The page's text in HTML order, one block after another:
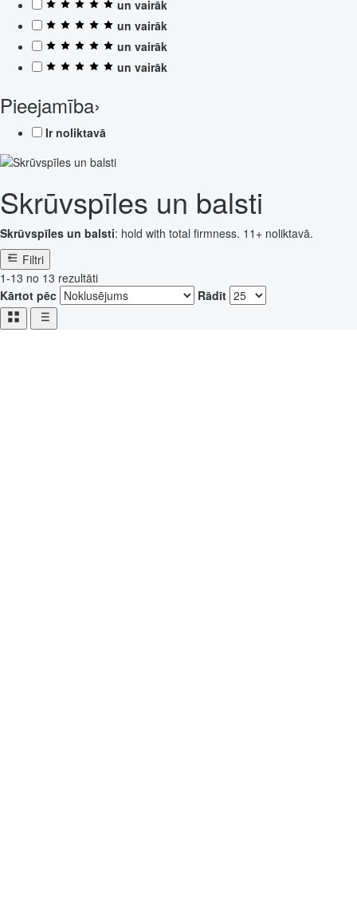
un vairāk
un vairāk
un vairāk
un vairāk
Pieejamība›
Ir noliktavā
Skrūvspīles un balsti
Skrūvspīles un balsti: hold with total firmness. 11+ noliktavā.
Filtri
1-13 no 13 rezultāti
Kārtot pēc
Rādīt